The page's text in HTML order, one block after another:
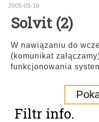
2005-05-16
Solvit (2)
W nawiązaniu do
(komunikat
funkcjonowania
Filtr info.